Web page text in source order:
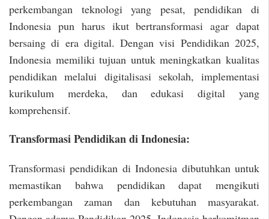
perkembangan teknologi yang pesat, pendidikan di
Indonesia pun harus ikut bertransformasi agar dapat
bersaing di era digital. Dengan visi Pendidikan 2025,
Indonesia memiliki tujuan untuk meningkatkan kualitas
pendidikan melalui digitalisasi sekolah, implementasi
kurikulum merdeka, dan edukasi digital yang
komprehensif.
Transformasi Pendidikan di Indonesia:
Transformasi pendidikan di Indonesia dibutuhkan untuk
memastikan bahwa pendidikan dapat mengikuti
perkembangan zaman dan kebutuhan masyarakat.